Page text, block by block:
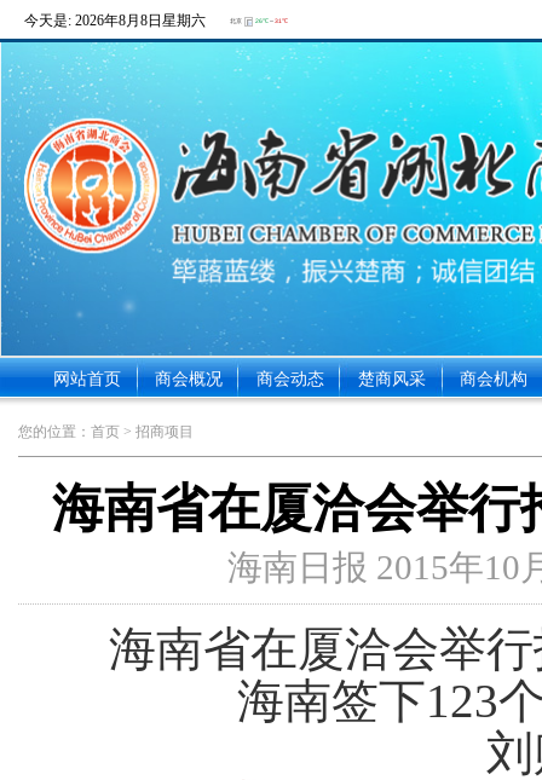
今天是: 2026年8月8日星期六
网站首页 商会概况 商会动态 楚商风采 商会机构
您的位置： 首页 > 招商项目
海南省在厦洽会举
海南日报 2015年10
海南省在厦洽会举
海南签下123